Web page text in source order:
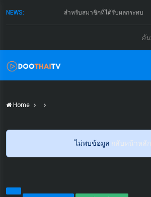
NEWS: สำหรับสมาชิกที่ได้รับผลกระทบ
Home
ไม่พบข้อมูล กลับหน้าหลัก